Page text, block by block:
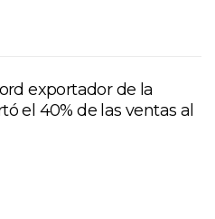
exportador de la
el 40% de las ventas al